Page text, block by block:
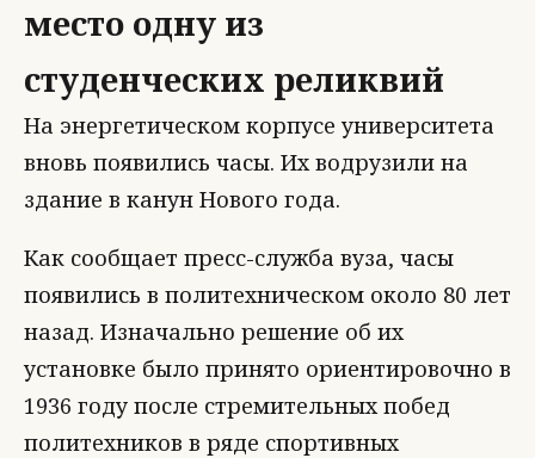
место одну из
студенческих реликвий
На энергетическом корпусе университета
вновь появились часы. Их водрузили на
здание в канун Нового года.
Как сообщает пресс-служба вуза, часы
появились в политехническом около 80 лет
назад. Изначально решение об их
установке было принято ориентировочно в
1936 году после стремительных побед
политехников в ряде спортивных